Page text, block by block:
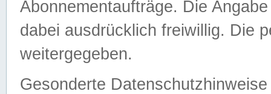
Abonnementaufträge. Die
dabei ausdrücklich freiwillig. Die
weitergegeben.
Gesonderte